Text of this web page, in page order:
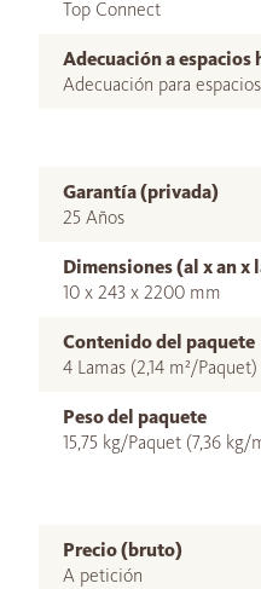
Top Connect
Adecuación a espacios
Adecuación para
Garantía (privada)
25 Años
Dimensiones (al x an x
10 x 243 x 2200 mm
Contenido del paquete
4 Lamas (2,14 m²/
Peso del paquete
15,75 kg/Paquet (7,36 kg/
Precio (bruto)
A petición